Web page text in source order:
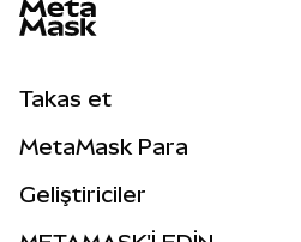
Takas et
Perps
MetaMask Para
Geliştiriciler